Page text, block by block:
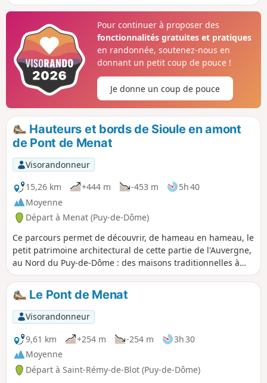
Pour continuer à proposer des
fonctionnalités gratuites et pratiques
en randonnée, soutenez-nous en
donnant un petit coup de pouce !
Je donne un coup de pouce
Hauteurs et bords de Sioule en amont
de Pont de Menat
Visorandonneur
15,26 km
+444 m -453 m
5h 40
Moyenne
Départ à Menat (Puy-de-Dôme)
Ce parcours permet de découvrir, de hameau en hameau, le
petit patrimoine architectural de cette partie de l'Auvergne,
au Nord du Puy-de-Dôme : des maisons traditionnelles à
pignons en gradins, des puits et abreuvoirs, une ancienne
abbaye à Menat, un pont médiéval sur la Sioule.
Le Pont de Menat
Visorandonneur
9,61 km
+254 m -254 m
3h 30
Moyenne
Départ à Saint-Rémy-de-Blot (Puy-de-Dôme)